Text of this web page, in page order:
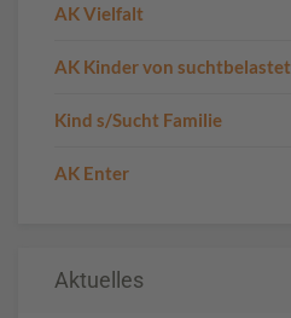
AK Vielfalt
AK Kinder von
Kind s/Sucht Familie
AK Enter
Aktuelles